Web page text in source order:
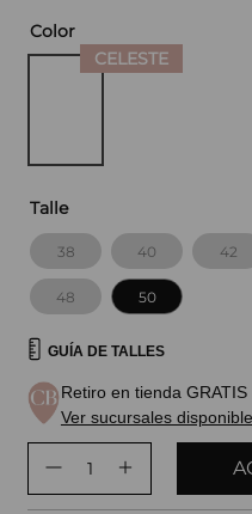
Color
Talle
38 40 42
48 50
GUÍA DE TALLES
Retiro en tienda GRATIS
Ver sucursales